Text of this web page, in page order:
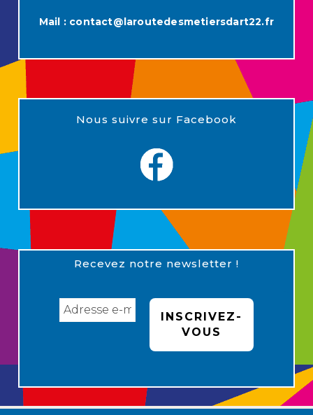
Mail : contact@laroutedesmetiersdart22.fr
Nous suivre sur Facebook
Recevez notre newsletter !